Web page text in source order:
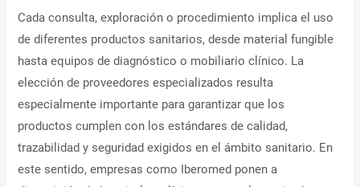
Cada consulta, exploración o procedimiento implica el uso
de diferentes productos sanitarios, desde material fungible
hasta equipos de diagnóstico o mobiliario clínico. La
elección de proveedores especializados resulta
especialmente importante para garantizar que los
productos cumplen con los estándares de calidad,
trazabilidad y seguridad exigidos en el ámbito sanitario. En
este sentido, empresas como Iberomed ponen a